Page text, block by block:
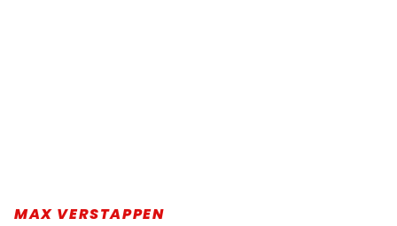
MAX VERSTAPPEN